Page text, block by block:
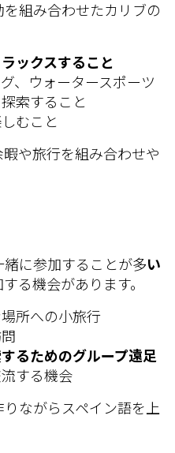
を組み合わせたカリブの
ックスすること
、ウォータースポーツ
索すること
むこと
や旅行を組み合わせや
に参加することが多い
る機会があります。
所への小旅行
るためのグループ遠足
する機会
ながらスペイン語を上